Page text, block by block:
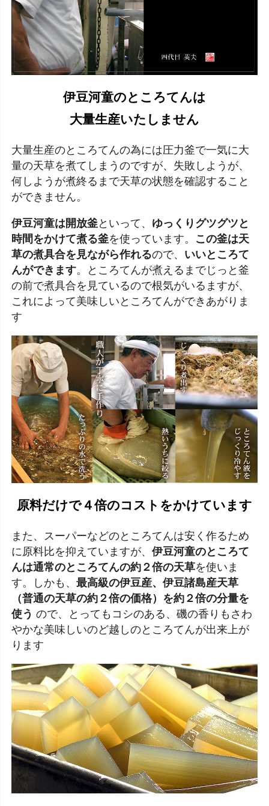
伊豆河童のところてんは
大量生産いたしません
大量生産のところてんの為には圧力釜で一気に大
量の天草を煮てしまうのですが、失敗しようが、
何しようが煮終るまで天草の状態を確認すること
ができません。
伊豆河童は開放釜といって、 ゆっくりグツグツと
時間をかけて煮る釜を使っています。
この釜は天
草の煮具合を見ながら作れるので、 いいところて
んができます。ところてんが煮えるまでじっと釜
の前で煮具合を見ているので根気がいるますが、
これによって美味しいところてんができあがりま
す
原料だけで４倍のコストをかけています
また、スーパーなどのところてんは安く作るため
に原料比を抑えていますが、 伊豆河童のところて
んは通常のところてんの約２倍の天草を使いま
す。しかも、 最高級の伊豆産、伊豆諸島産天草
（普通の天草の約２倍の価格）を約２倍の分量を
使う ので、とってもコシのある、磯の香りもさわ
やかな美味しいのど越しのところてんが出来上が
ります